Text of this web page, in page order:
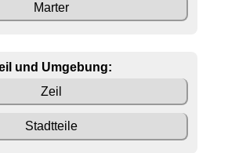
Marter
und Umgebung:
Zeil
Stadtteile